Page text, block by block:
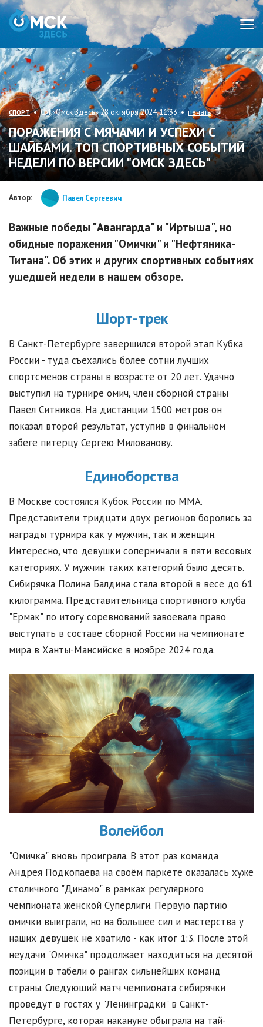
СПОРТ• СИ «Омск Здесь» 28 октября 2024, 11:33 • печать
ПОРАЖЕНИЯ С МЯЧАМИ И УСПЕХИ С
ШАЙБАМИ. ТОП СПОРТИВНЫХ СОБЫТИЙ
НЕДЕЛИ ПО ВЕРСИИ "ОМСК ЗДЕСЬ"
Автор: Павел Сергеевич
Важные победы "Авангарда" и "Иртыша", но
обидные поражения "Омички" и "Нефтяника-
Титана". Об этих и других спортивных событиях
ушедшей недели в нашем обзоре.
Шорт-трек
В Санкт-Петербурге завершился второй этап Кубка
России - туда съехались более сотни лучших
спортсменов страны в возрасте от 20 лет. Удачно
выступил на турнире омич, член сборной страны
Павел Ситников. На дистанции 1500 метров он
показал второй результат, уступив в финальном
забеге питерцу Сергею Милованову.
Единоборства
В Москве состоялся Кубок России по ММА.
Представители тридцати двух регионов боролись за
награды турнира как у мужчин, так и женщин.
Интересно, что девушки соперничали в пяти весовых
категориях. У мужчин таких категорий было десять.
Сибирячка Полина Балдина стала второй в весе до 61
килограмма. Представительница спортивного клуба
"Ермак" по итогу соревнований завоевала право
выступать в составе сборной России на чемпионате
мира в Ханты-Мансийске в ноябре 2024 года.
Волейбол
"Омичка" вновь проиграла. В этот раз команда
Андрея Подкопаева на своём паркете оказалась хуже
столичного "Динамо" в рамках регулярного
чемпионата женской Суперлиги. Первую партию
омички выиграли, но на большее сил и мастерства у
наших девушек не хватило - как итог 1:3. После этой
неудачи "Омичка" продолжает находиться на десятой
позиции в табели о рангах сильнейших команд
страны. Следующий матч чемпионата сибирячки
проведут в гостях у "Ленинградки" в Санкт-
Петербурге, которая накануне обыграла на тай-